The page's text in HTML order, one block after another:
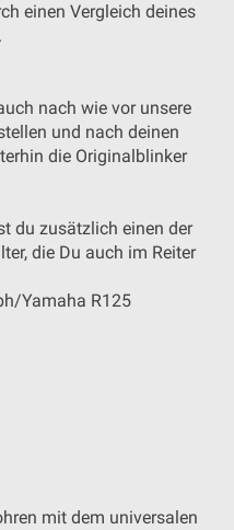
einen Vergleich deines
nach wie vor unsere
und nach deinen
die Originalblinker
du zusätzlich einen der
die Du auch im Reiter
Yamaha R125
mit dem universalen